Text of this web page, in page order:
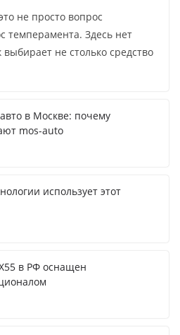
не просто вопрос
темперамента. Здесь нет
не столько средство
в Москве: почему
mos-auto
использует этот
в РФ оснащен